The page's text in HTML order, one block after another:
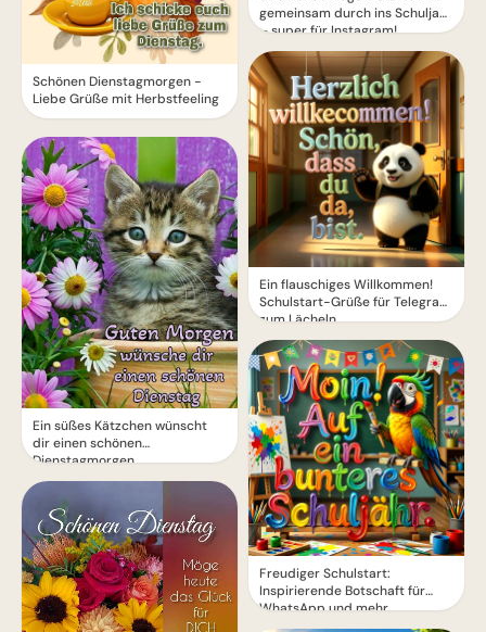
Schönen Dienstagmorgen -
Liebe Grüße mit Herbstfeeling
Ein süßes Kätzchen wünscht
dir einen schönen
Dienstagmorgen
gemeinsam durch ins Schuljahr
– super für Instagram!
Ein flauschiges Willkommen!
Schulstart-Grüße für Telegram
zum Lächeln
Freudiger Schulstart:
Inspirierende Botschaft für
WhatsApp und mehr